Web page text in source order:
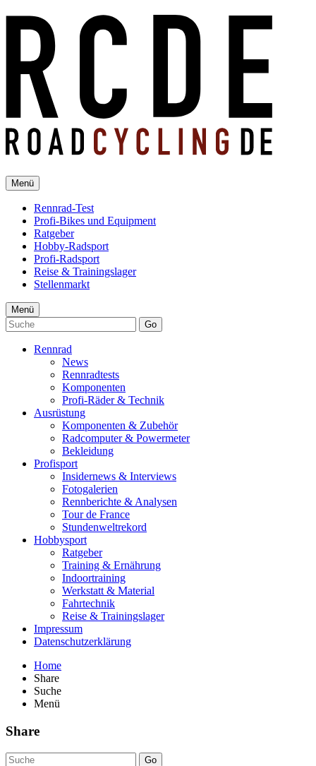
Menü
Rennrad-Test
Profi-Bikes und Equipment
Ratgeber
Hobby-Radsport
Profi-Radsport
Reise & Trainingslager
Stellenmarkt
Menü
Go
Rennrad
News
Rennradtests
Komponenten
Profi-Räder & Technik
Ausrüstung
Komponenten & Zubehör
Radcomputer & Powermeter
Bekleidung
Profisport
Insidernews & Interviews
Fotogalerien
Rennberichte & Analysen
Tour de France
Stundenweltrekord
Hobbysport
Ratgeber
Training & Ernährung
Indoortraining
Werkstatt & Material
Fahrtechnik
Reise & Trainingslager
Impressum
Datenschutzerklärung
Home
Share
Suche
Menü
Share
Go